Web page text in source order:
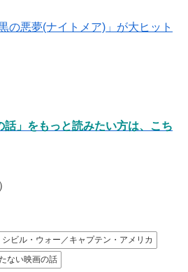
の悪夢(ナイトメア)」が大ヒット
」をもっと読みたい方は、こち
）
シビル・ウォー／キャプテン・アメリカ
ない映画の話